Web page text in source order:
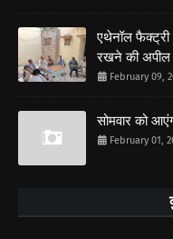
एथेनॉल फैक्ट्री
रखने की अपील
February 09,
सोमवार को
February 01,